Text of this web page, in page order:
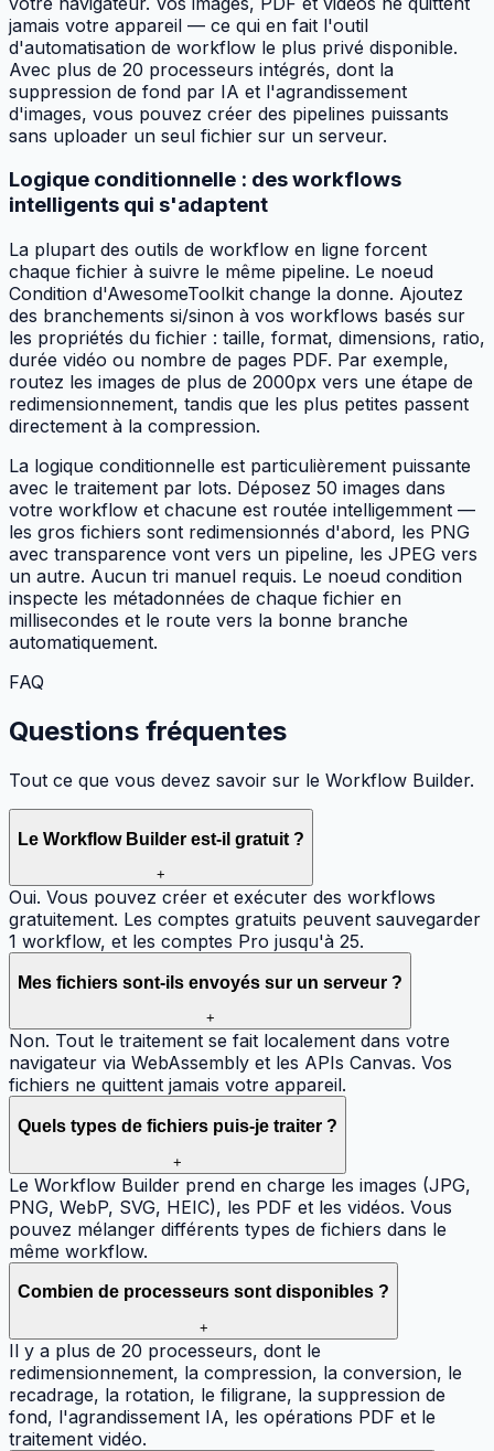
jamais votre appareil — ce qui en fait l'outil
d'automatisation de workflow le plus privé disponible.
Avec plus de 20 processeurs intégrés, dont la
suppression de fond par IA et l'agrandissement
d'images, vous pouvez créer des pipelines puissants
sans uploader un seul fichier sur un serveur.
Logique conditionnelle : des workflows
intelligents qui s'adaptent
La plupart des outils de workflow en ligne forcent
chaque fichier à suivre le même pipeline. Le noeud
Condition d'AwesomeToolkit change la donne. Ajoutez
des branchements si/sinon à vos workflows basés sur
les propriétés du fichier : taille, format, dimensions, ratio,
durée vidéo ou nombre de pages PDF. Par exemple,
routez les images de plus de 2000px vers une étape de
redimensionnement, tandis que les plus petites passent
directement à la compression.
La logique conditionnelle est particulièrement puissante
avec le traitement par lots. Déposez 50 images dans
votre workflow et chacune est routée intelligemment —
les gros fichiers sont redimensionnés d'abord, les PNG
avec transparence vont vers un pipeline, les JPEG vers
un autre. Aucun tri manuel requis. Le noeud condition
inspecte les métadonnées de chaque fichier en
millisecondes et le route vers la bonne branche
automatiquement.
FAQ
Questions fréquentes
Tout ce que vous devez savoir sur le Workflow Builder.
Le Workflow Builder est-il gratuit ?
+
Oui. Vous pouvez créer et exécuter des workflows
gratuitement. Les comptes gratuits peuvent sauvegarder
1 workflow, et les comptes Pro jusqu'à 25.
Mes fichiers sont-ils envoyés sur un serveur ?
+
Non. Tout le traitement se fait localement dans votre
navigateur via WebAssembly et les APIs Canvas. Vos
fichiers ne quittent jamais votre appareil.
Quels types de fichiers puis-je traiter ?
+
Le Workflow Builder prend en charge les images (JPG,
PNG, WebP, SVG, HEIC), les PDF et les vidéos. Vous
pouvez mélanger différents types de fichiers dans le
même workflow.
Combien de processeurs sont disponibles ?
+
Il y a plus de 20 processeurs, dont le
redimensionnement, la compression, la conversion, le
recadrage, la rotation, le filigrane, la suppression de
fond, l'agrandissement IA, les opérations PDF et le
traitement vidéo.